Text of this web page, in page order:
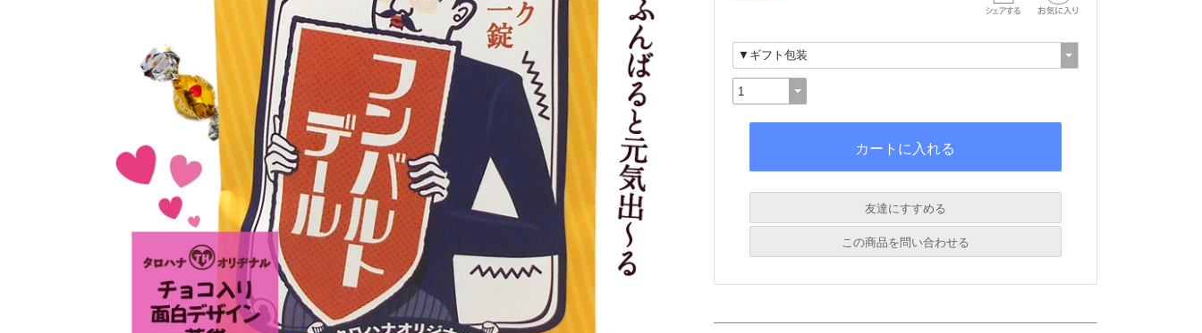
友達にすすめる
この商品を問い合わせる